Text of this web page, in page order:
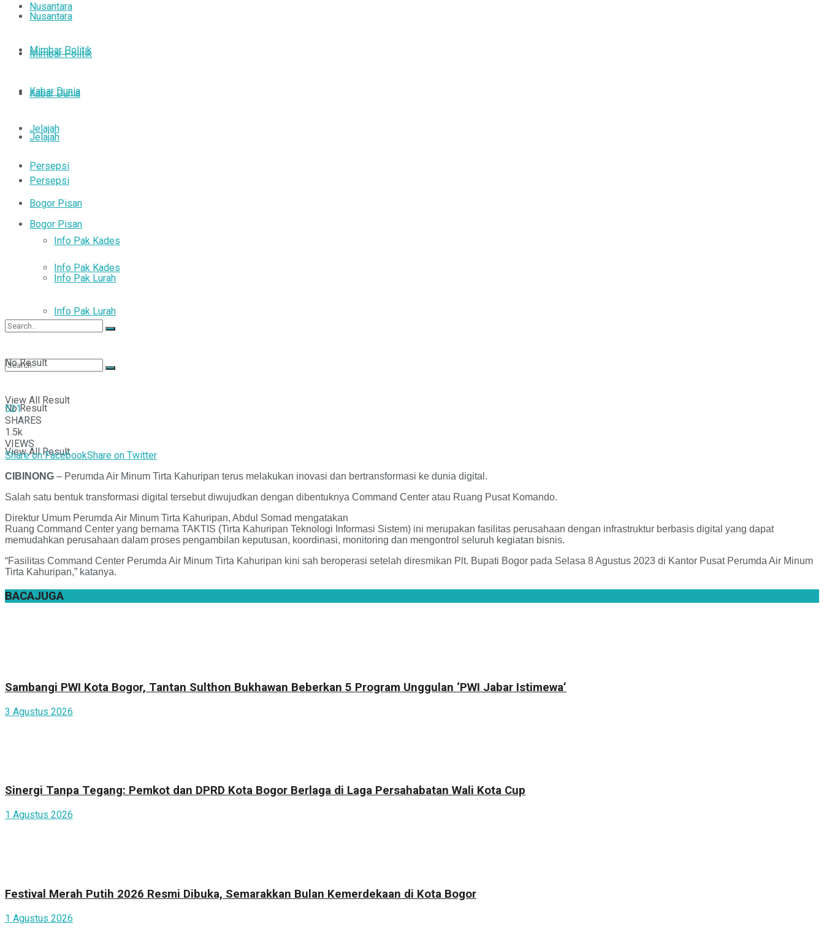
Nusantara
Mimbar Politik
Kabar Dunia
Jelajah
Persepsi
Bogor Pisan
Info Pak Kades
Info Pak Lurah
No Result
View All Result
Nusantara
Mimbar Politik
Kabar Dunia
Jelajah
Persepsi
Bogor Pisan
Info Pak Kades
Info Pak Lurah
No Result
View All Result
521
SHARES
1.5k
VIEWS
Share on FacebookShare on Twitter
CIBINONG – Perumda Air Minum Tirta Kahuripan terus melakukan inovasi dan bertransformasi ke dunia digital.
Salah satu bentuk transformasi digital tersebut diwujudkan dengan dibentuknya Command Center atau Ruang Pusat Komando.
Direktur Umum Perumda Air Minum Tirta Kahuripan, Abdul Somad mengatakan
Ruang Command Center yang bernama TAKTIS (Tirta Kahuripan Teknologi Informasi Sistem) ini merupakan fasilitas perusahaan dengan infrastruktur berbasis digital yang dapat
memudahkan perusahaan dalam proses pengambilan keputusan, koordinasi, monitoring dan mengontrol seluruh kegiatan bisnis.
“Fasilitas Command Center Perumda Air Minum Tirta Kahuripan kini sah beroperasi setelah diresmikan Plt. Bupati Bogor pada Selasa 8 Agustus 2023 di Kantor Pusat Perumda Air Minum
Tirta Kahuripan,” katanya.
BACAJUGA
Sambangi PWI Kota Bogor, Tantan Sulthon Bukhawan Beberkan 5 Program Unggulan ‘PWI Jabar Istimewa’
3 Agustus 2026
Sinergi Tanpa Tegang: Pemkot dan DPRD Kota Bogor Berlaga di Laga Persahabatan Wali Kota Cup
1 Agustus 2026
Festival Merah Putih 2026 Resmi Dibuka, Semarakkan Bulan Kemerdekaan di Kota Bogor
1 Agustus 2026